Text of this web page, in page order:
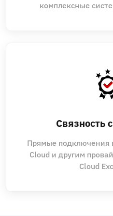
комплексные
Связность
Прямые подключения
Cloud и другим
Cloud